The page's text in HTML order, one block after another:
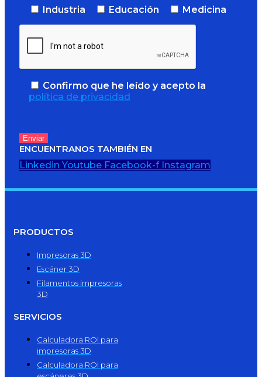
Industria
Educación Medicina
Confirmo que he leído y acepto la
política de privacidad
ENCUENTRANOS TAMBIÉN EN
Linkedin Youtube Facebook-f Instagram
PRODUCTOS
Impresoras 3D
Escáner 3D
Filamentos impresoras
3D
SERVICIOS
Calculadora ROI para
impresoras 3D
Calculadora ROI para